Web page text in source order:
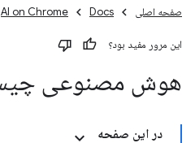
صفحه اصلی Docs
AI on Chrome
این مرور مفید بود؟
هوش مصنوعی
در این صفحه